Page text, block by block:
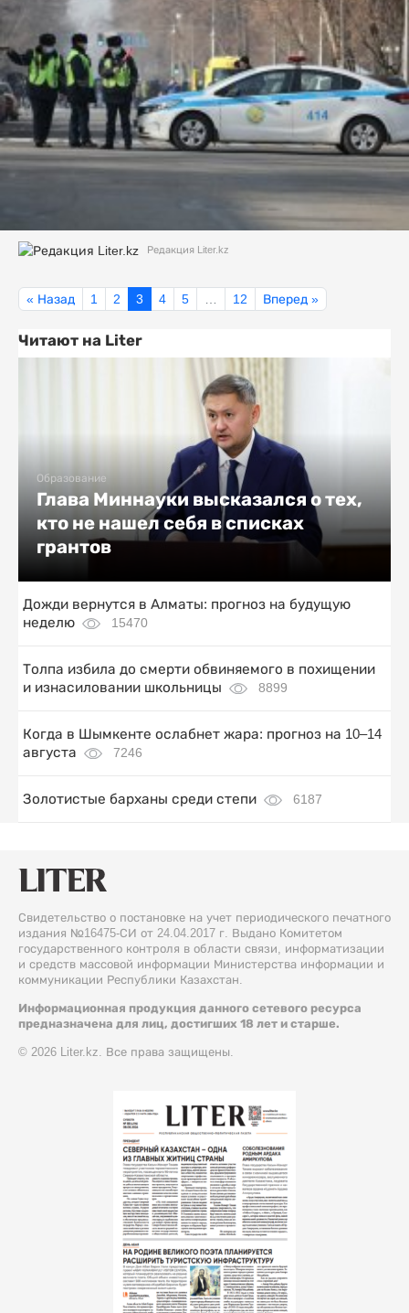
Редакция Liter.kz
« Назад 1 2 3 4 5 12 Вперед »
Читают на Liter
Образование
Глава Миннауки высказался о тех,
кто не нашел себя в списках
грантов
Дожди вернутся в Алматы: прогноз на будущую
неделю
15470
Толпа избила до смерти обвиняемого в похищении
и изнасиловании школьницы
8899
Когда в Шымкенте ослабнет жара: прогноз на 10–14
августа
7246
Золотистые барханы среди степи 6187
Свидетельство о постановке на учет периодического печатного
издания №16475-СИ от 24.04.2017 г. Выдано Комитетом
государственного контроля в области связи, информатизации
и средств массовой информации Министерства информации и
коммуникации Республики Казахстан.
Информационная продукция данного сетевого ресурса
предназначена для лиц, достигших 18 лет и старше.
© 2026 Liter.kz. Все права защищены.